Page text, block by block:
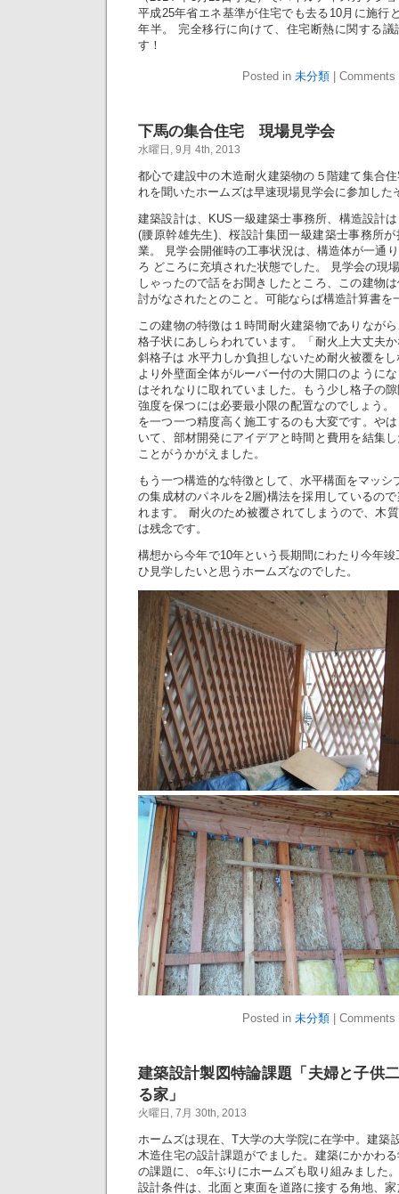
平成25年省エネ基準が住宅でも去る10月に施行
年半。 完全移行に向けて、住宅断熱に関する
す！
Posted in 未分類 Comments
下馬の集合住宅 現場見学会
水曜日, 9月 4th, 2013
都心で建設中の木造耐火建築物の５階建て集合
れを聞いたホームズは早速現場見学会に参加した
建築設計は、KUS一級建築士事務所、構造設計
(腰原幹雄先生)、桜設計集団一級建築士事務所
業。 見学会開催時の工事状況は、構造体が一通
ろ どころに充填された状態でした。 見学会の現
しゃったので話をお聞きしたところ、この建物
討がなされたとのこと。可能ならば構造計算書を
この建物の特徴は１時間耐火建築物でありなが
格子状にあしらわれています。「耐火上大丈夫
斜格子は 水平力しか負担しないため耐火被覆を
より外壁面全体がルーバー付の大開口のように
はそれなりに取れていました。もう少し格子の
強度を保つには必要最小限の配置なのでしょう
を一つ一つ精度高く施工するのも大変です。や
いて、部材開発にアイデアと時間と費用を結集
ことがうかがえました。
もう一つ構造的な特徴として、水平構面をマッシ
の集成材のパネルを2層)構法を採用しているの
れます。 耐火のため被覆されてしまうので、木
は残念です。
構想から今年で10年という長期間にわたり今年
ひ見学したいと思うホームズなのでした。
Posted in 未分類 Comments
建築設計製図特論課題「夫婦と子供
る家」
火曜日, 7月 30th, 2013
ホームズは現在、T大学の大学院に在学中。建築
木造住宅の設計課題がでました。建築にかかわ
の課題に、○年ぶりにホームズも取り組みました。
設計条件は、北面と東面を道路に接する角地、